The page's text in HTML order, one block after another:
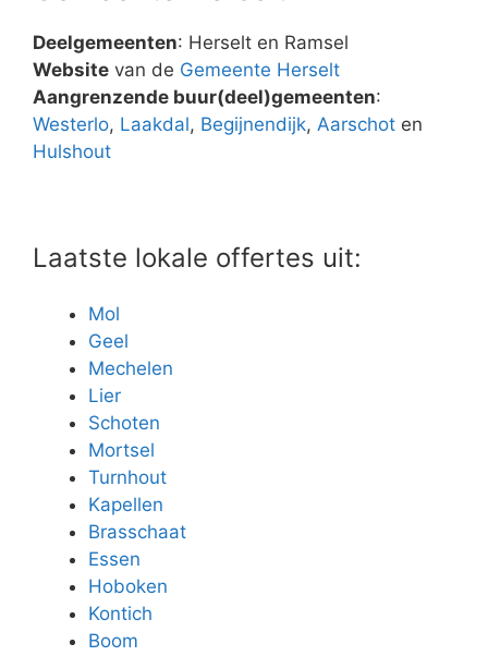
Deelgemeenten: Herselt en Ramsel
Website van de Gemeente Herselt
Aangrenzende buur(deel)gemeenten:
Westerlo, Laakdal, Begijnendijk, Aarschot en
Hulshout
Laatste lokale offertes uit:
Mol
Geel
Mechelen
Lier
Schoten
Mortsel
Turnhout
Kapellen
Brasschaat
Essen
Hoboken
Kontich
Boom